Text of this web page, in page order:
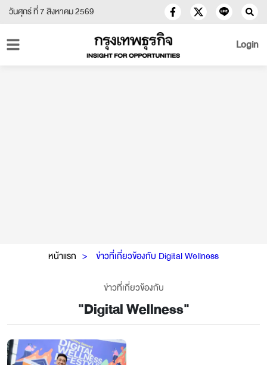
วันศุกร์ ที่ 7 สิงหาคม 2569
Login
หน้าแรก ข่าวที่เกี่ยวข้องกับ Digital Wellness
ข่าวที่เกี่ยวข้องกับ
"Digital Wellness"